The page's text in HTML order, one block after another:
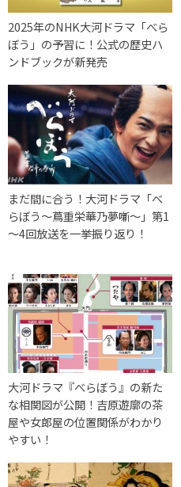
2025年のNHK大河ドラマ「べら
ぼう」の予習に！公式の歴史ハ
ンドブックが新発売
まだ間に合う！大河ドラマ「べ
らぼう～蔦重栄華乃夢噺～」第1
～4回放送を一挙振り返り！
大河ドラマ『べらぼう』の新た
な相関図が公開！吉原遊廓の茶
屋や女郎屋の位置関係がわかり
やすい！